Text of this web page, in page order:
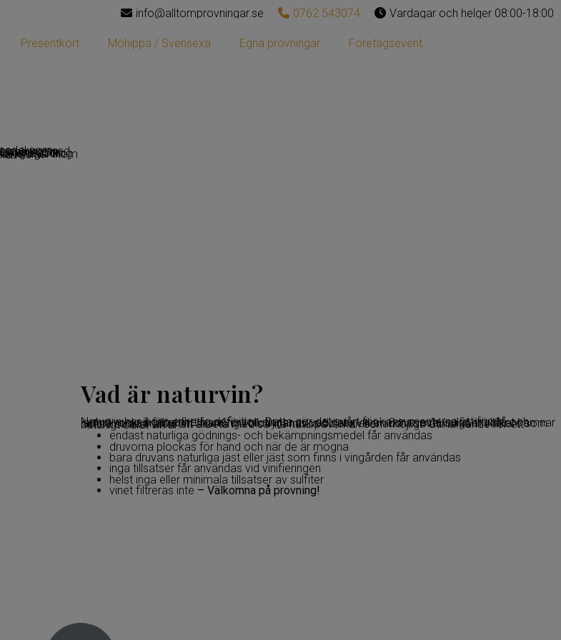
info@alltomprovningar.se 0762 543074 Vardagar och helger 08:00-18:00
Presentkort Möhippa / Svensexa Egna provningar Företagsevent
Vad är naturvin?
Naturvin har ingen enhetlig definition. Detta gör det svårt för konsumenterna att förstå och lämnar också fältet fritt fram för tolkningar av vad naturvin är. Om svavel/sulfit är tillåtet hamnar naturvinerna i närheten av många biodynamiska odlare, eller andra småskaliga tillverkare som också strävar efter att arbeta med så lite naturpåverkan som möjligt. Utmärkande för ett naturligt odlat vin är:
endast naturliga gödnings- och bekämpningsmedel får användas
druvorna plockas för hand och när de är mogna
bara druvans naturliga jäst eller jäst som finns i vingården får användas
inga tillsatser får användas vid vinifieringen
helst inga eller minimala tillsatser av sulfiter
vinet filtreras inte – Välkomna på provning!